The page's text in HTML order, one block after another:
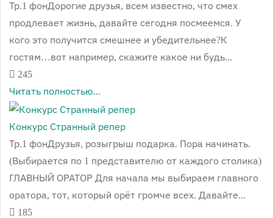
Тр.1 фонДорогие друзья, всем известно, что смех
продлевает жизнь, давайте сегодня посмеемся. У
кого это получится смешнее и убедительнее?К
гостям…вот например, скажите какое ни будь...
245
Читать полностью...
Конкурс Странный репер
Тр.1 фонДрузья, розыгрыш подарка. Пора начинать.
(Выбирается по 1 представителю от каждого столика)
ГЛАВНЫЙ ОРАТОР Для начала мы выбираем главного
оратора, тот, который орёт громче всех. Давайте...
185